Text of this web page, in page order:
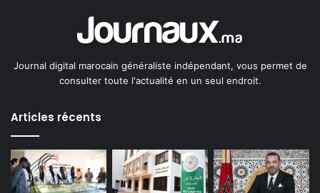
Journal digital marocain généraliste indépendant, vous permet de
consulter toute l'actualité en un seul endroit.
Articles récents